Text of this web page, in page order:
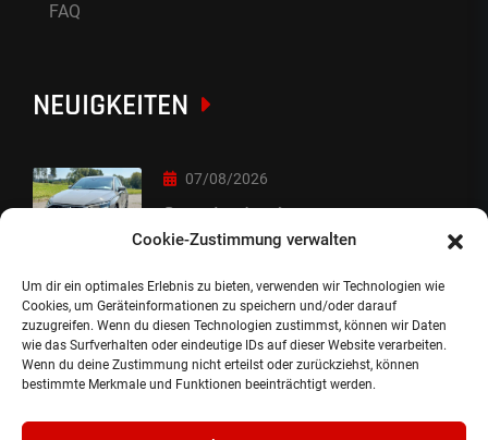
Cookie-Zustimmung verwalten
Um dir ein optimales Erlebnis zu bieten, verwenden wir Technologien wie
Cookies, um Geräteinformationen zu speichern und/oder darauf
zuzugreifen. Wenn du diesen Technologien zustimmst, können wir Daten
wie das Surfverhalten oder eindeutige IDs auf dieser Website verarbeiten.
Wenn du deine Zustimmung nicht erteilst oder zurückziehst, können
bestimmte Merkmale und Funktionen beeinträchtigt werden.
FAQ
NEUIGKEITEN
07/08/2026
Sorry Leute :-)
06/08/2026
Auslieferung